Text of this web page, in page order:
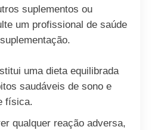
suplementos ou
um profissional de saúde
uma dieta equilibrada
saudáveis de sono e
física.
qualquer reação adversa,